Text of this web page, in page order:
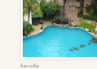
бассейн